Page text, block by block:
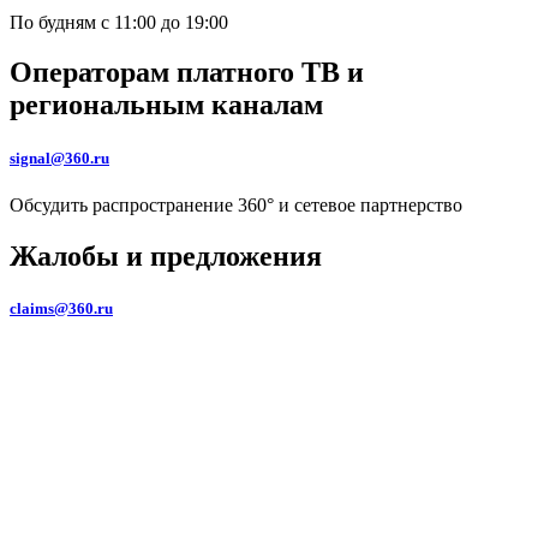
По будням с 11:00 до 19:00
Операторам платного ТВ и
региональным каналам
signal@360.ru
Обсудить распространение 360° и сетевое партнерство
Жалобы и предложения
claims@360.ru